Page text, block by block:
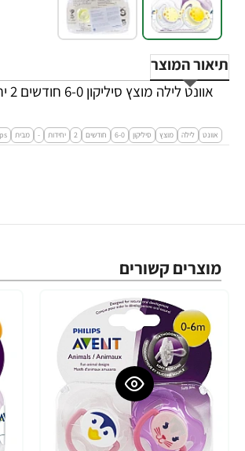
תיאור המוצר
אוונט לילה מוצץ סיליקון 6-0 חודשים 2 יחידות - מבית Philips Avent
אוונט לילה מוצץ סיליקון 6-0 חודשים 2 יחידות - מבית
מוצרים קשורים